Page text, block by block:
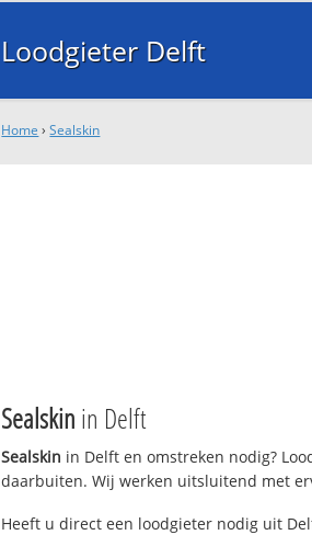
Loodgieter Delft
Home ›Sealskin
Sealskin in Delft
Sealskin in Delft en omstreken nodig?
daarbuiten. Wij werken uitsluitend met
Heeft u direct een loodgieter nodig uit